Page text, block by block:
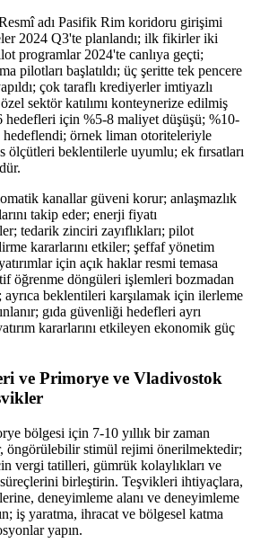
adı Pasifik Rim koridoru girişimi
2024 Q3'te planlandı; ilk fikirler iki
programlar 2024'te canlıya geçti;
pilotları başlatıldı; üç şeritte tek pencere
çok taraflı krediyerler imtiyazlı
sektör katılımı konteynerize edilmiş
hedefleri için %5-8 maliyet düşüşü; %10-
hedeflendi; örnek liman otoriteleriyle
ölçütleri beklentilerle uyumlu; ek fırsatları
kanallar güveni korur; anlaşmazlık
takip eder; enerji fiyatı
tedarik zinciri zayıflıkları; pilot
kararlarını etkiler; şeffaf yönetim
için açık haklar resmi temasa
öğrenme döngüleri işlemleri bozmadan
ayrıca beklentileri karşılamak için ilerleme
gıda güvenliği hedefleri ayrı
kararlarını etkileyen ekonomik güç
ve Primorye ve Vladivostok
bölgesi için 7-10 yıllık bir zaman
öngörülebilir stimül rejimi önerilmektedir;
vergi tatilleri, gümrük kolaylıkları ve
birleştirin. Teşvikleri ihtiyaçlara,
deneyimleme alanı ve deneyimleme
iş yaratma, ihracat ve bölgesel katma
yapın.